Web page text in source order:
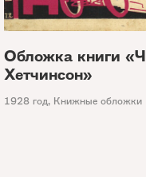
Обложка книги
Хетчинсон»
1928 год, Книжные обложки